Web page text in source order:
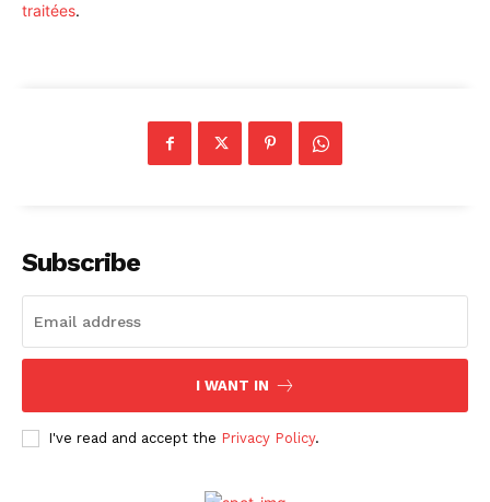
traitées.
Subscribe
I WANT IN
I've read and accept the Privacy Policy.